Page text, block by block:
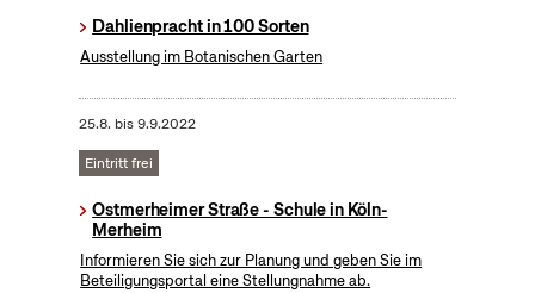
Dahlienpracht in 100 Sorten
Ausstellung im Botanischen Garten
25.8. bis9.9.2022
Eintritt frei
Ostmerheimer Straße - Schule in Köln-
Merheim
Informieren Sie sich zur Planung und geben Sie im
Beteiligungsportal eine Stellungnahme ab.